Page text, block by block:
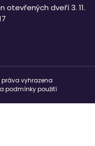
otevřených dveří 3. 11.
práva vyhrazena
podmínky použití